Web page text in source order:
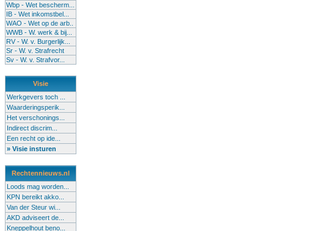
Wbp - Wet bescherm...
IB - Wet inkomstbel...
WAO - Wet op de arb..
WWB - W. werk & bij...
RV - W. v. Burgerlijk...
Sr - W. v. Strafrecht
Sv - W. v. Strafvor...
Visie
Werkgevers toch ...
Waarderingsperik...
Het verschonings...
Indirect discrim...
Een recht op ide...
» Visie insturen
Rechtennieuws.nl
Loods mag worden...
KPN bereikt akko...
Van der Steur wi...
AKD adviseert de...
Kneppelhout beno...